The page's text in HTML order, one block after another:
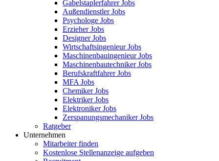
Gabelstaplerfahrer Jobs
Außendienstler Jobs
Psychologe Jobs
Erzieher Jobs
Designer Jobs
Wirtschaftsingenieur Jobs
Maschinenbauingenieur Jobs
Maschinenbautechniker Jobs
Berufskraftfahrer Jobs
MFA Jobs
Chemiker Jobs
Elektriker Jobs
Elektroniker Jobs
Zerspanungsmechaniker Jobs
Ratgeber
Unternehmen
Mitarbeiter finden
Kostenlose Stellenanzeige aufgeben